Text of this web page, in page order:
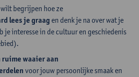
wilt begrijpen hoe ze
lees je graag en denk je na over wat je
je interesse in de cultuur en geschiedenis
ruime waaier aan
voor jouw persoonlijke smaak en